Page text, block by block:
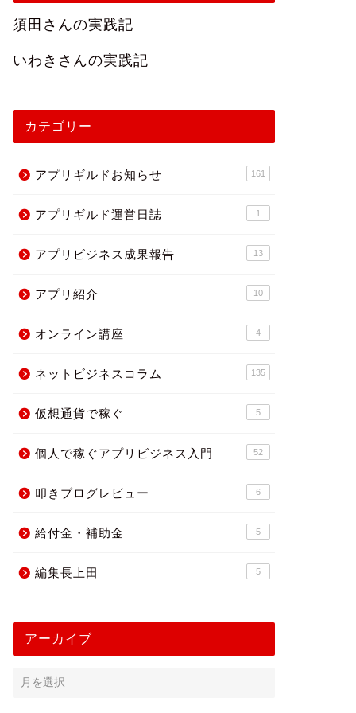
更しました
2013年10月31日
アプリギルドお知らせ
須田さんの実践記
いわきさんの実践記
カテゴリー
アプリギルドお知らせ 161
アプリギルド運営日誌 1
アプリビジネス成果報告 13
アプリ紹介 10
オンライン講座 4
ネットビジネスコラム 135
仮想通貨で稼ぐ 5
個人で稼ぐアプリビジネス入門 52
叩きブログレビュー 6
給付金・補助金 5
編集長上田 5
アーカイブ